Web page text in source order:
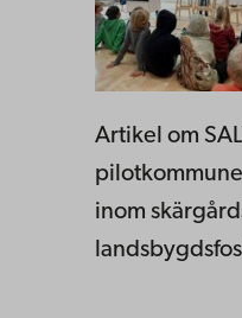
Artikel om
inom